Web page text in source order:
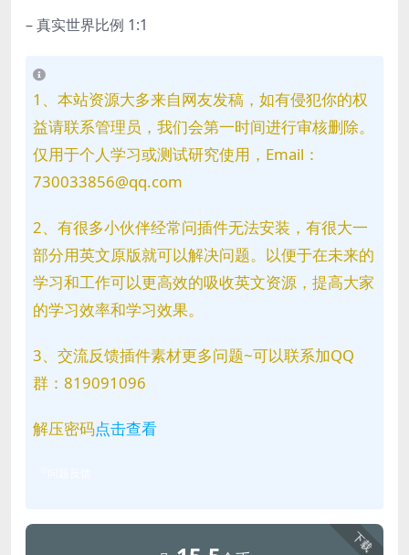
– 真实世界比例 1:1
1、本站资源大多来自网友发稿，如有侵犯你的权
益请联系管理员，我们会第一时间进行审核删除。
仅用于个人学习或测试研究使用，Email：
730033856@qq.com
2、有很多小伙伴经常问插件无法安装，有很大一
部分用英文原版就可以解决问题。以便于在未来的
学习和工作可以更高效的吸收英文资源，提高大家
的学习效率和学习效果。
3、交流反馈插件素材更多问题~可以联系加QQ
群：819091096
解压密码点击查看
下载